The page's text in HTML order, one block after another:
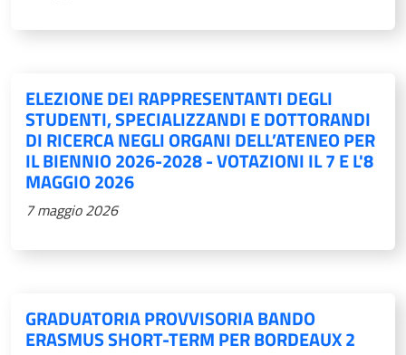
ELEZIONE DEI RAPPRESENTANTI DEGLI
STUDENTI, SPECIALIZZANDI E DOTTORANDI
DI RICERCA NEGLI ORGANI DELL’ATENEO PER
IL BIENNIO 2026-2028 - VOTAZIONI IL 7 E L'8
MAGGIO 2026
7 maggio 2026
GRADUATORIA PROVVISORIA BANDO
ERASMUS SHORT-TERM PER BORDEAUX 2